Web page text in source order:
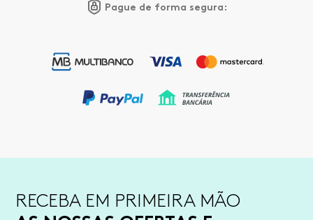
Pague de forma segura:
RECEBA EM PRIMEIRA MÃO